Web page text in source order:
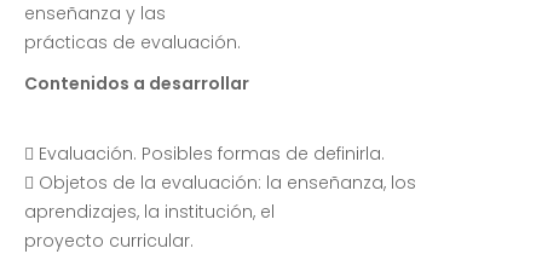
enseñanza y las
prácticas de evaluación.
Contenidos a desarrollar
 Evaluación. Posibles formas de definirla.
 Objetos de la evaluación: la enseñanza, los
aprendizajes, la institución, el
proyecto curricular.